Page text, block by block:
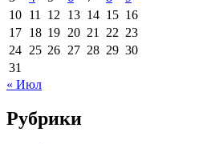
10 11 12 13 14 15 16
17 18 19 20 21 22 23
24 25 26 27 28 29 30
31
« Июл
Рубрики